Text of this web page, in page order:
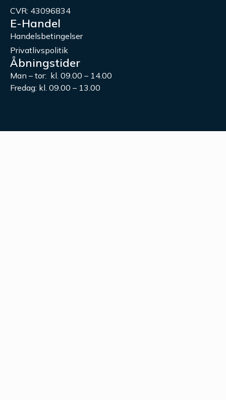
CVR: 43096834
E-Handel
Handelsbetingelser
Privatlivspolitik
Åbningstider
Man – tor: kl. 09.00 – 14.00
Fredag: kl. 09.00 – 13.00